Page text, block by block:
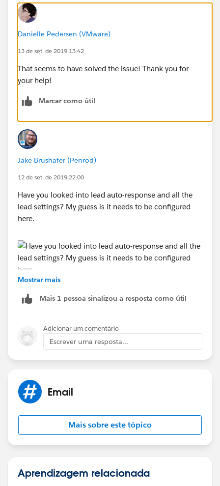
Danielle Pedersen (VMware)
13 de set. de 2019 13:42
That seems to have solved the issue! Thank you for
your help!
Marcar como útil
Jake Brushafer (Penrod)
12 de set. de 2019 22:00
Have you looked into lead auto-response and all the
lead settings? My guess is it needs to be configured
here.
Mostrar mais
Mais 1 pessoa sinalizou a resposta como útil
Adicionar um comentário
Escrever uma resposta...
Email
Mais sobre este tópico
Aprendizagem relacionada